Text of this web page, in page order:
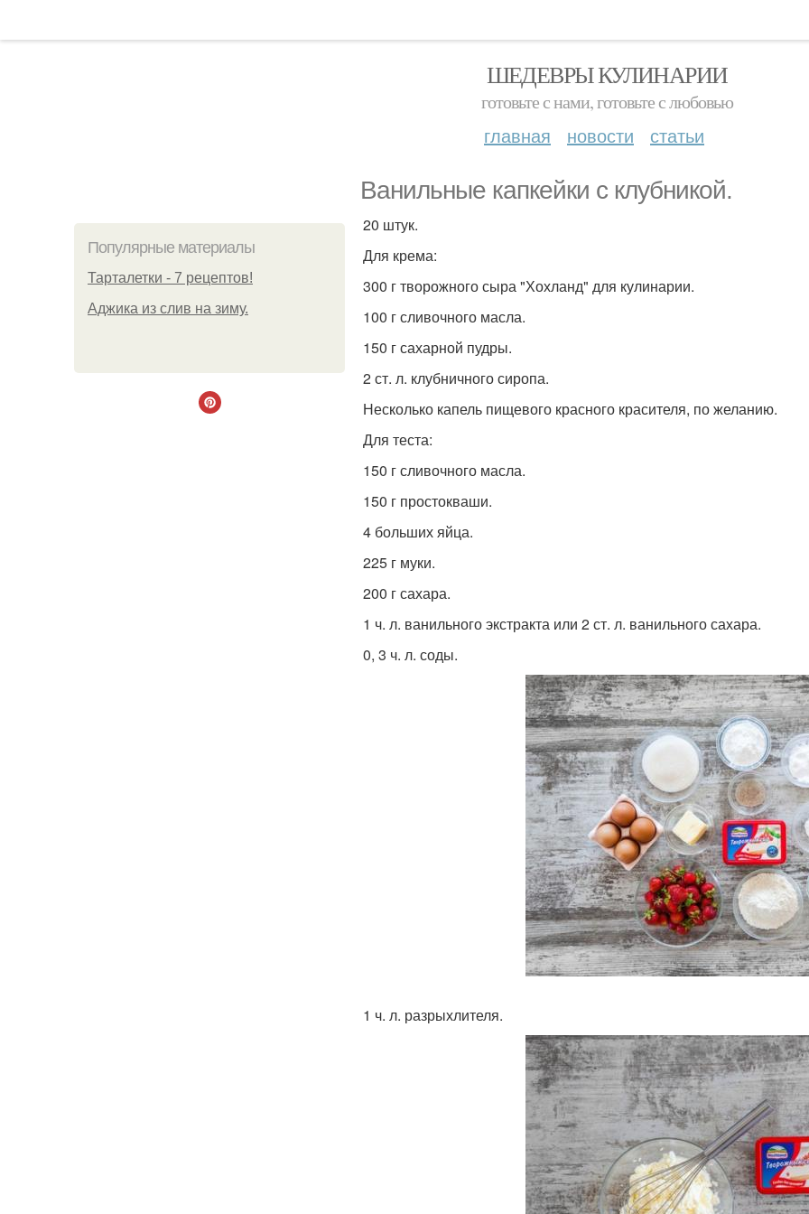
ШЕДЕВРЫ КУЛИНАРИИ
готовьте с нами, готовьте с любовью
главная новости статьи
Ванильные капкейки с клубникой.
Популярные материалы
Тарталетки - 7 рецептов!
Аджика из слив на зиму.
20 штук.
Для крема:
300 г творожного сыра "Хохланд" для кулинарии.
100 г сливочного масла.
150 г сахарной пудры.
2 ст. л. клубничного сиропа.
Несколько капель пищевого красного красителя, по желанию.
Для теста:
150 г сливочного масла.
150 г простокваши.
4 больших яйца.
225 г муки.
200 г сахара.
1 ч. л. ванильного экстракта или 2 ст. л. ванильного сахара.
0, 3 ч. л. соды.
1 ч. л. разрыхлителя.